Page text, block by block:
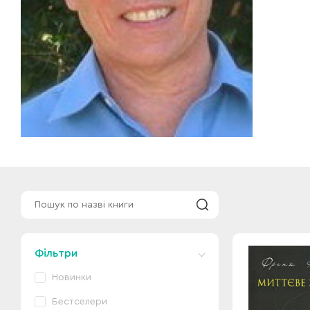
Фільтри
Новинки
Бестселери